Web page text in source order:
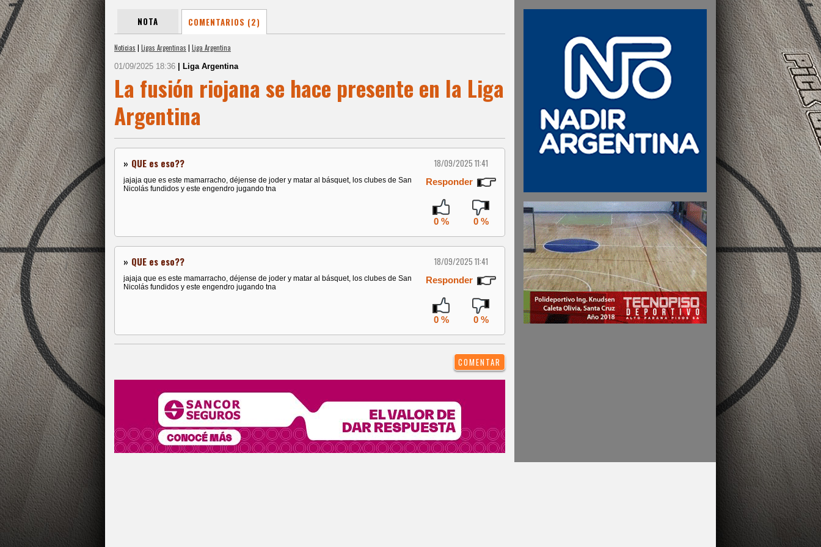
NOTA COMENTARIOS (2)
Noticias | Ligas Argentinas | Liga Argentina
01/09/2025 18:36 | Liga Argentina
La fusión riojana se hace presente en la Liga
Argentina
» QUE es eso?? 18/09/2025 11:41
jajaja que es este mamarracho, déjense de joder y matar al básquet, los clubes de San
Nicolás fundidos y este engendro jugando tna
Responder
0 % 0 %
» QUE es eso?? 18/09/2025 11:41
jajaja que es este mamarracho, déjense de joder y matar al básquet, los clubes de San
Nicolás fundidos y este engendro jugando tna
Responder
0 % 0 %